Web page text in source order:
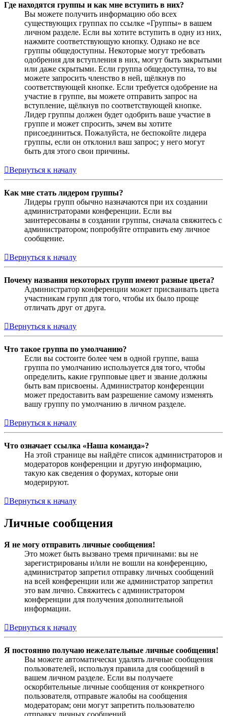
Где находятся группы и как мне вступить в них?
Вы можете получить информацию обо всех
существующих группах по ссылке «Группы» в вашем
личном разделе. Если вы хотите вступить в одну из них,
нажмите соответствующую кнопку. Однако не все
группы общедоступны. Некоторые могут требовать
одобрения для вступления в них, могут быть закрытыми
или даже скрытыми. Если группа общедоступна, то вы
можете запросить членство в ней, щёлкнув по
соответствующей кнопке. Если требуется одобрение на
участие в группе, вы можете отправить запрос на
вступление, щёлкнув по соответствующей кнопке.
Лидер группы должен будет одобрить ваше участие в
группе и может спросить, зачем вы хотите
присоединиться. Пожалуйста, не беспокойте лидера
группы, если он отклонил ваш запрос; у него могут
быть для этого свои причины.
Вернуться к началу
Как мне стать лидером группы?
Лидеры групп обычно назначаются при их создании
администраторами конференции. Если вы
заинтересованы в создании группы, сначала свяжитесь с
администратором; попробуйте отправить ему личное
сообщение.
Вернуться к началу
Почему названия некоторых групп имеют разные цвета?
Администратор конференции может присваивать цвета
участникам групп для того, чтобы их было проще
отличать друг от друга.
Вернуться к началу
Что такое группа по умолчанию?
Если вы состоите более чем в одной группе, ваша
группа по умолчанию используется для того, чтобы
определить, какие групповые цвет и звание должны
быть вам присвоены. Администратор конференции
может предоставить вам разрешение самому изменять
вашу группу по умолчанию в личном разделе.
Вернуться к началу
Что означает ссылка «Наша команда»?
На этой странице вы найдёте список администраторов и
модераторов конференции и другую информацию,
такую как сведения о форумах, которые они
модерируют.
Вернуться к началу
Личные сообщения
Я не могу отправить личные сообщения!
Это может быть вызвано тремя причинами: вы не
зарегистрированы и/или не вошли на конференцию,
администратор запретил отправку личных сообщений
на всей конференции или же администратор запретил
это вам лично. Свяжитесь с администратором
конференции для получения дополнительной
информации.
Вернуться к началу
Я постоянно получаю нежелательные личные сообщения!
Вы можете автоматически удалять личные сообщения
пользователей, используя правила для сообщений в
вашем личном разделе. Если вы получаете
оскорбительные личные сообщения от конкретного
пользователя, отправьте жалобы на сообщения
модераторам; они могут запретить пользователю